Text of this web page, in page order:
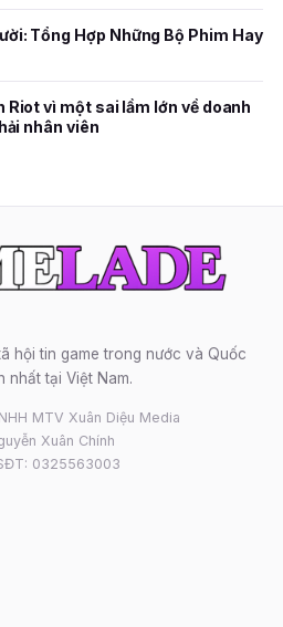
Tổng Hợp Những Bộ Phim Hay
vì một sai lầm lớn về doanh
nhân viên
hội tin game trong nước và Quốc
nhất tại Việt Nam.
MTV Xuân Diệu Media
Xuân Chính
0325563003